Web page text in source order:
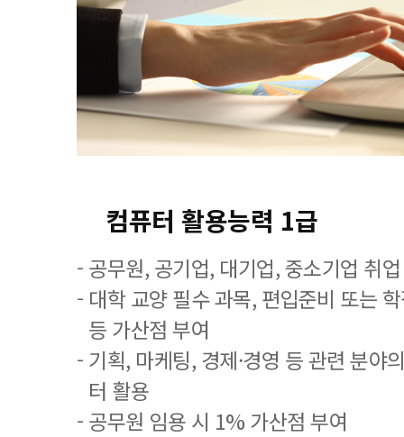
컴퓨터 활용능력 1급
- 공무원, 공기업, 대기업, 중소기업 취
- 대학 교양 필수 과목, 편입준비 또는
등 가산점 부여
- 기획, 마케팅, 경제·경영 등 관련 분야
터 활용
- 공무원 임용 시 1% 가산점 부여